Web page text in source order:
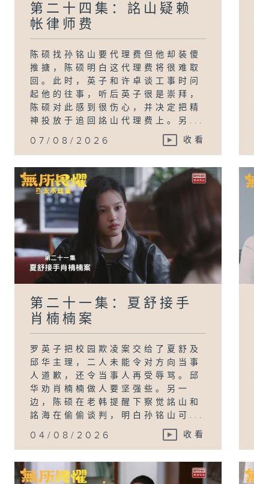
第二十四集：詺山疑赖
帐律师费
陈硕找孙铭山要代理费但他却装傻
推搪，陈硕明白这代理费将很难取
回。此时，英子和许卓谈工事时问
起他的往事，听后英子很是崇拜，
陈硕对此感到很伤心，并决定把精
神投放于追回詺山代理费上。另...
07/08/2026 收看
第二十一集：夏舒接手
肖楠楠案
罗英子把校园欺凌案交给了夏舒及
邱华主理，二人未能令对方向当事
人道歉，还令当事人再受辱骂。邱
华劝肖楠楠做人要坚强些。另一
边，陈硕在老韩提醒下察觉詺山和
詺海在偷偷谈判，明白孙铭山可...
04/08/2026 收看